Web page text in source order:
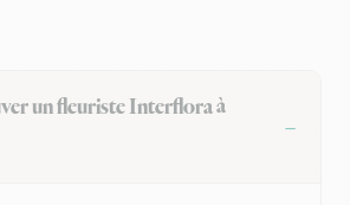
un fleuriste Interflora à